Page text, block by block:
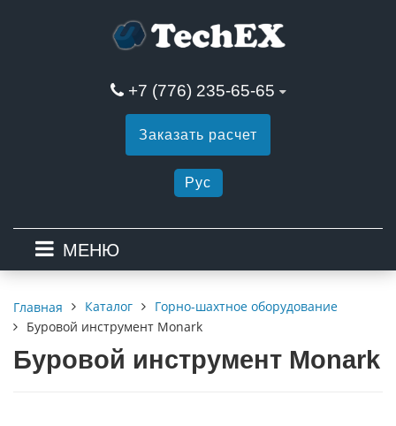
+7 (776) 235-65-65
Заказать расчет
Рус
МЕНЮ
Главная Каталог
Горно-шахтное оборудование
Буровой инструмент Monark
Буровой инструмент Monark